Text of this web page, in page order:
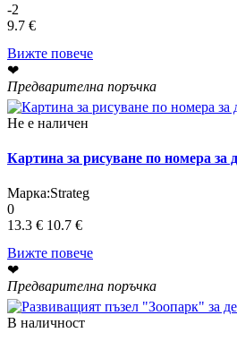
-2
9.7 €
Вижте повече
❤
Предварителна поръчка
Не е наличен
Картина за рисуване по номера
Марка:Strateg
0
13.3 € 10.7 €
Вижте повече
❤
Предварителна поръчка
В наличност